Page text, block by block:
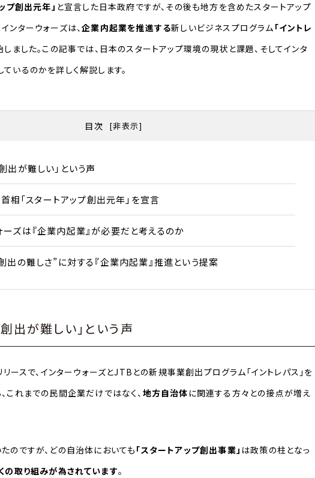
プ創出元年」 と宣言した日本政府ですが、その後も地方を含めたスタートアップ
ンターウォーズは、企業内起業を推進する新しいビジネスプログラム 「イントレ
ました。この記事では、日本のスタートアップ環境の現状と課題、そしてインタ
いるのかを詳しく解説します。
目次 [非表示]
出が難しい」という声
相「スタートアップ創出元年」を宣言
ーズは『企業内起業』が必要だと考えるのか
出の難しさ”に対する『企業内起業』推進という提案
創出が難しい」という声
リースで、インターウォーズとJTBとの新規事業創出プログラム「イントレパス」を
これまでの民間企業だけではなく、 地方自治体 に関連する方々との接点が増え
のですが、どの自治体においても「スタートアップ創出事業」 は政策の柱となっ
の取り組みが為されています。